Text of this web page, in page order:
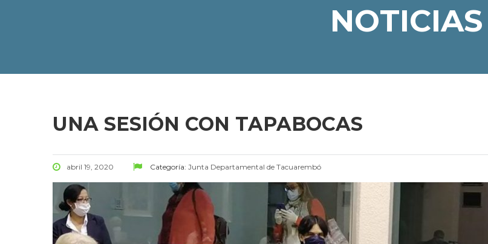
NOTICIAS
UNA SESIÓN CON TAPABOCAS
abril 19, 2020 Categoría: Junta Departamental de Tacuarembó